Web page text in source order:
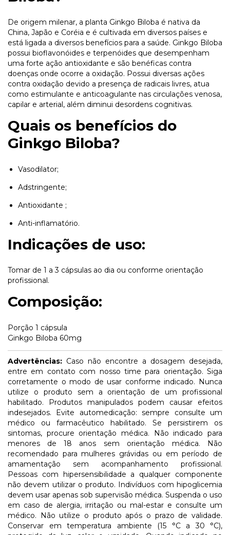
De origem milenar, a planta Ginkgo Biloba é nativa da
China, Japão e Coréia e é cultivada em diversos países e
está ligada a diversos benefícios para a saúde. Ginkgo Biloba
possui bioflavonóides e terpenóides que desempenham
uma forte ação antioxidante e são benéficas contra
doenças onde ocorre a oxidação. Possui diversas ações
contra oxidação devido a presença de radicais livres, atua
como estimulante e anticoagulante nas circulações venosa,
capilar e arterial, além diminui desordens cognitivas.
Quais os benefícios do
Ginkgo Biloba?
Vasodilator;
Adstringente;
Antioxidante ;
Anti-inflamatório.
Indicações de uso:
Tomar de 1 a 3 cápsulas ao dia ou conforme orientação
profissional.
Composição:
Porção 1 cápsula
Ginkgo Biloba 60mg
Advertências: Caso não encontre a dosagem desejada,
entre em contato com nosso time para orientação. Siga
corretamente o modo de usar conforme indicado. Nunca
utilize o produto sem a orientação de um profissional
habilitado. Produtos manipulados podem causar efeitos
indesejados. Evite automedicação: sempre consulte um
médico ou farmacêutico habilitado. Se persistirem os
sintomas, procure orientação médica. Não indicado para
menores de 18 anos sem orientação médica. Não
recomendado para mulheres grávidas ou em período de
amamentação sem acompanhamento profissional.
Pessoas com hipersensibilidade a qualquer componente
não devem utilizar o produto. Indivíduos com hipoglicemia
devem usar apenas sob supervisão médica. Suspenda o uso
em caso de alergia, irritação ou mal-estar e consulte um
médico. Não utilize o produto após o prazo de validade.
Conservar em temperatura ambiente (15 °C a 30 °C),